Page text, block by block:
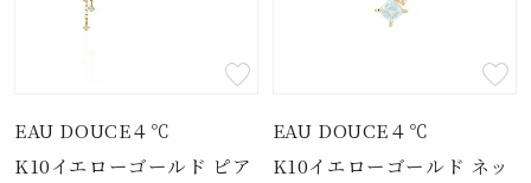
EAU DOUCE４℃
K10イエローゴールド ピア
EAU DOUCE４℃
K10イエローゴールド ネッ